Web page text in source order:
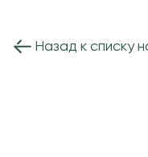
Назад к списку